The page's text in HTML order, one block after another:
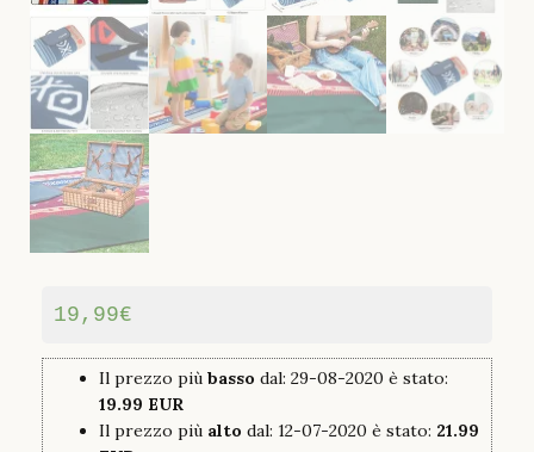
19,99€
Il prezzo più basso dal: 29-08-2020 è stato:
19.99 EUR
Il prezzo più alto dal: 12-07-2020 è stato: 21.99